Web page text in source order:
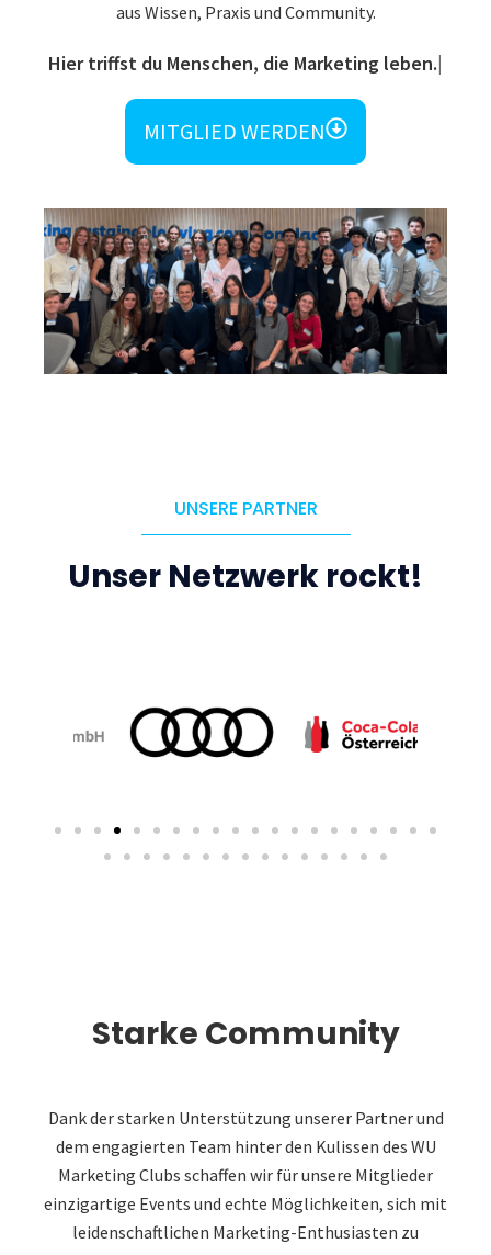
aus Wissen, Praxis und Community.
Und vie
MITGLIED WERDEN
UNSERE PARTNER
Unser Netzwerk rockt!
Starke Community
Dank der starken Unterstützung unserer Partner und
dem engagierten Team hinter den Kulissen des WU
Marketing Clubs schaffen wir für unsere Mitglieder
einzigartige Events und echte Möglichkeiten, sich mit
leidenschaftlichen Marketing-Enthusiasten zu